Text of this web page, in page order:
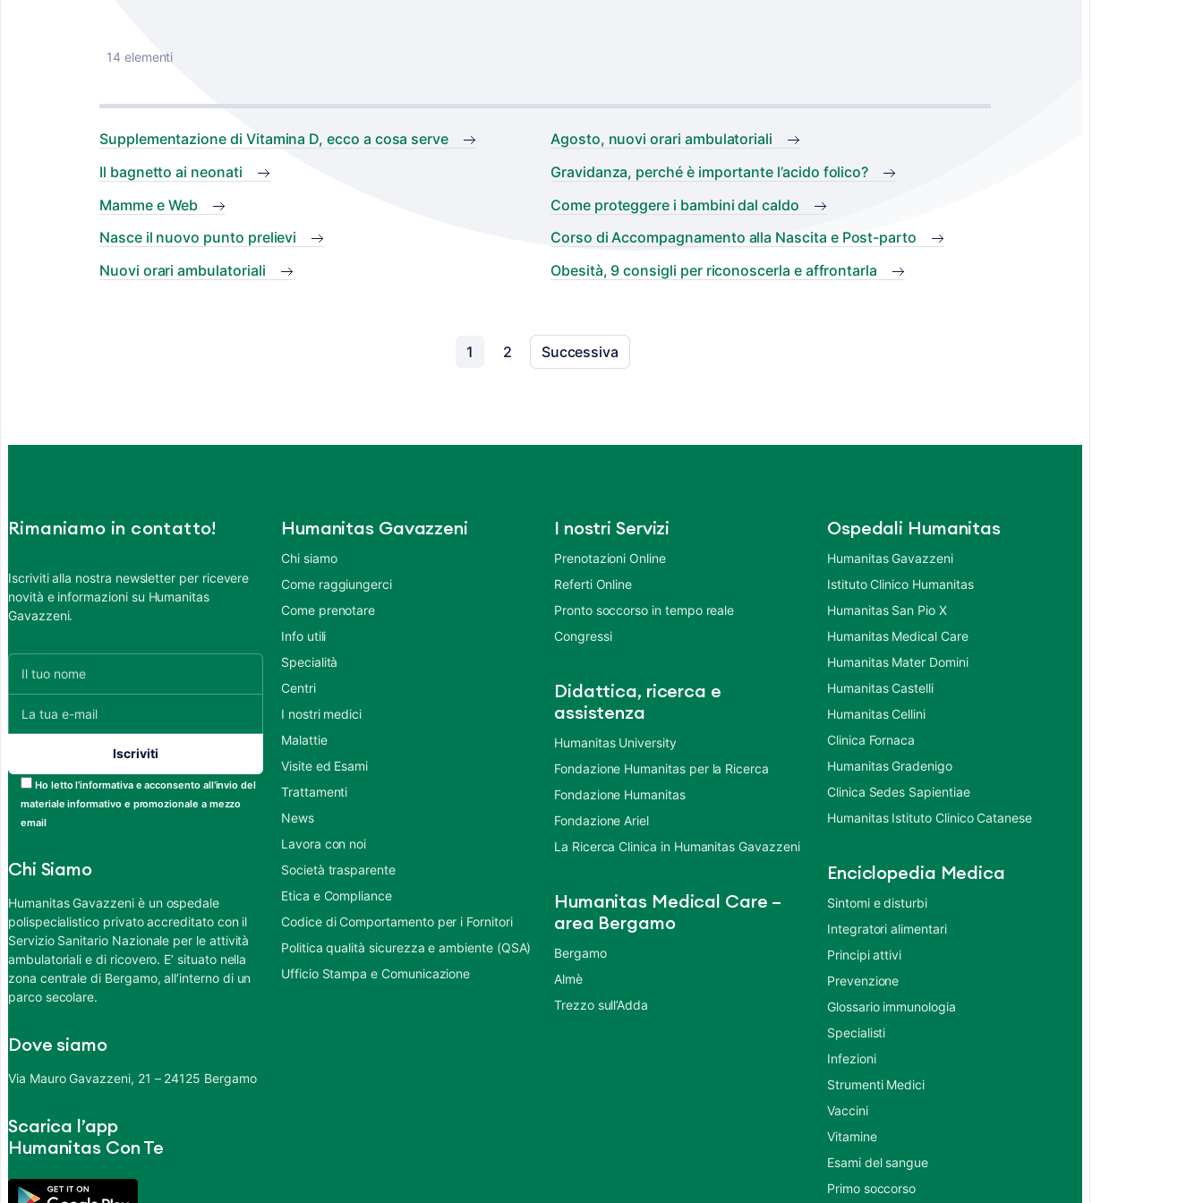
14 elementi
Supplementazione di Vitamina D, ecco a cosa serve
Il bagnetto ai neonati
Mamme e Web
Nasce il nuovo punto prelievi
Nuovi orari ambulatoriali
Agosto, nuovi orari ambulatoriali
Gravidanza, perché è importante l’acido folico?
Come proteggere i bambini dal caldo
Corso di Accompagnamento alla Nascita e Post-parto
Obesità, 9 consigli per riconoscerla e affrontarla
1 2 Successiva
Rimaniamo in contatto!
Iscriviti alla nostra newsletter per ricevere
novità e informazioni su Humanitas
Gavazzeni.
Ho letto l’informativa e acconsento all’invio del
materiale informativo e promozionale a mezzo
email
Chi Siamo
Humanitas Gavazzeni è un ospedale
polispecialistico privato accreditato con il
Servizio Sanitario Nazionale per le attività
ambulatoriali e di ricovero. E’ situato nella
zona centrale di Bergamo, all’interno di un
parco secolare.
Dove siamo
Via Mauro Gavazzeni, 21 – 24125 Bergamo
Scarica l’app
Humanitas Con Te
Humanitas Gavazzeni
Chi siamo
Come raggiungerci
Come prenotare
Info utili
Specialità
Centri
I nostri medici
Malattie
Visite ed Esami
Trattamenti
News
Lavora con noi
Società trasparente
Etica e Compliance
Codice di Comportamento per i Fornitori
Politica qualità sicurezza e ambiente (QSA)
Ufficio Stampa e Comunicazione
I nostri Servizi
Prenotazioni Online
Referti Online
Pronto soccorso in tempo reale
Congressi
Didattica, ricerca e
assistenza
Humanitas University
Fondazione Humanitas per la Ricerca
Fondazione Humanitas
Fondazione Ariel
La Ricerca Clinica in Humanitas Gavazzeni
Humanitas Medical Care –
area Bergamo
Bergamo
Almè
Trezzo sull’Adda
Ospedali Humanitas
Humanitas Gavazzeni
Istituto Clinico Humanitas
Humanitas San Pio X
Humanitas Medical Care
Humanitas Mater Domini
Humanitas Castelli
Humanitas Cellini
Clinica Fornaca
Humanitas Gradenigo
Clinica Sedes Sapientiae
Humanitas Istituto Clinico Catanese
Enciclopedia Medica
Sintomi e disturbi
Integratori alimentari
Principi attivi
Prevenzione
Glossario immunologia
Specialisti
Infezioni
Strumenti Medici
Vaccini
Vitamine
Esami del sangue
Primo soccorso